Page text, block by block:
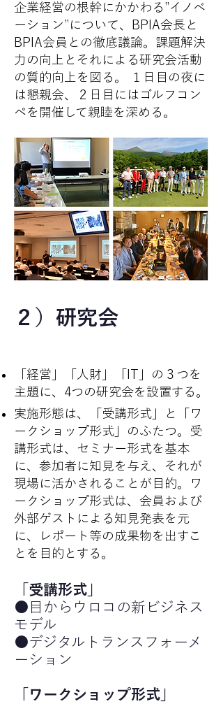
企業経営の根幹にかかわる”イノベ
ーション”について、BPIA会長と
BPIA会員との徹底議論。課題解決
力の向上とそれによる研究会活動
の質的向上を図る。 １日目の夜に
は懇親会、２日目にはゴルフコン
ペを開催して親睦を深める。
２）研究会
「経営」「人財」「IT」の３つを
主題に、4つの研究会を設置する。
実施形態は、「受講形式」と「ワ
ークショップ形式」のふたつ。受
講形式は、セミナー形式を基本
に、参加者に知見を与え、それが
現場に活かされることが目的。ワ
ークショップ形式は、会員および
外部ゲストによる知見発表を元
に、レポート等の成果物を出すこ
とを目的とする。
「受講形式」
●目からウロコの新ビジネス
モデル
●デジタルトランスフォーメ
ーション
「ワークショップ形式」